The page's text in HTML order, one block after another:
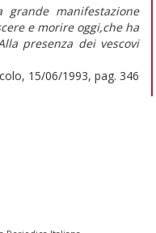
grande manifestazione
e morire oggi,che ha
presenza dei vescovi
15/06/1993, pag. 346